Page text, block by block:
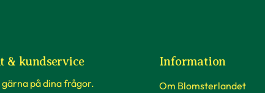
& kundservice
på dina frågor.
Information
Om Blomsterlandet